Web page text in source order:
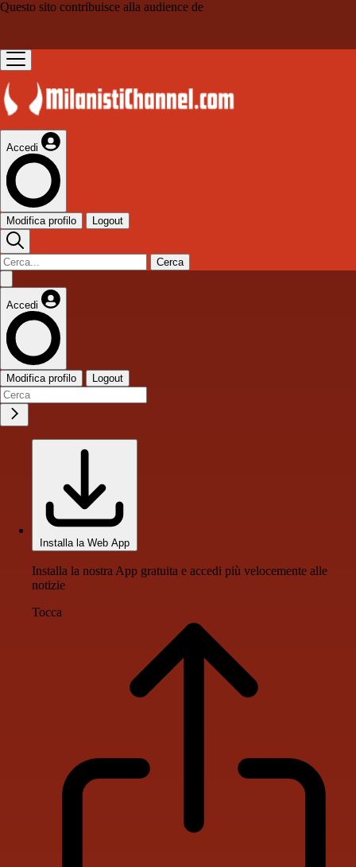
Questo sito contribuisce alla audience de
Accedi
Modifica profilo Logout
Cerca
Accedi
Modifica profilo Logout
Installa la Web App
Installa la nostra App gratuita e accedi più velocemente alle
notizie
Tocca